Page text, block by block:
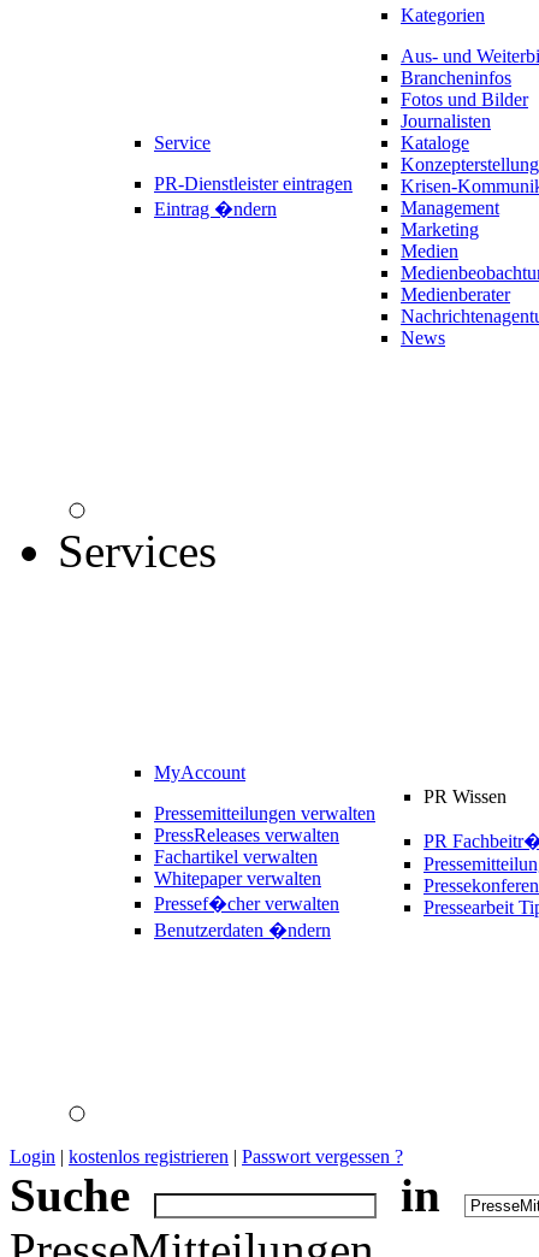
Service
PR-Dienstleister eintragen
Eintrag �ndern
Kategorien
Aus- und
Brancheninfos
Fotos und Bilder
Journalisten
Kataloge
Konzepterstellung
Krisen-
Management
Marketing
Medien
Medienberater
News
Services
MyAccount
Pressemitteilungen verwalten
PressReleases verwalten
Fachartikel verwalten
Whitepaper verwalten
Pressef�cher verwalten
Benutzerdaten �ndern
PR Wissen
PR
Pressearbeit
Login | kostenlos registrieren | Passwort vergessen ?
Suche
in